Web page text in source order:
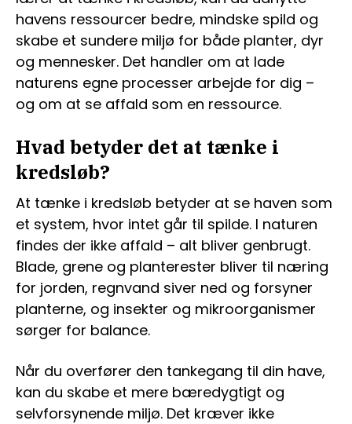
havens ressourcer bedre, mindske spild og
skabe et sundere miljø for både planter, dyr
og mennesker. Det handler om at lade
naturens egne processer arbejde for dig –
og om at se affald som en ressource.
Hvad betyder det at tænke i
kredsløb?
At tænke i kredsløb betyder at se haven som
et system, hvor intet går til spilde. I naturen
findes der ikke affald – alt bliver genbrugt.
Blade, grene og planterester bliver til næring
for jorden, regnvand siver ned og forsyner
planterne, og insekter og mikroorganismer
sørger for balance.
Når du overfører den tankegang til din have,
kan du skabe et mere bæredygtigt og
selvforsynende miljø. Det kræver ikke